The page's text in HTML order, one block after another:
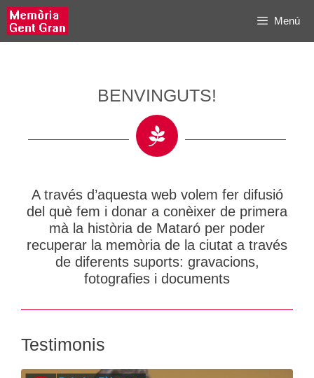
Vés
contingut
Menú
BENVINGUTS!
A través d’aquesta web volem fer difusió
del què fem i donar a conèixer de primera
mà la història de Mataró per poder
recuperar la memòria de la ciutat a través
de diferents suports: gravacions,
fotografies i documents
Testimonis